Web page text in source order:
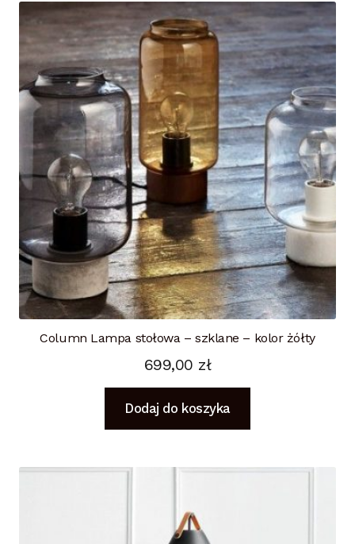
Column Lampa stołowa – szklane – kolor żółty
699,00 zł
Dodaj do koszyka